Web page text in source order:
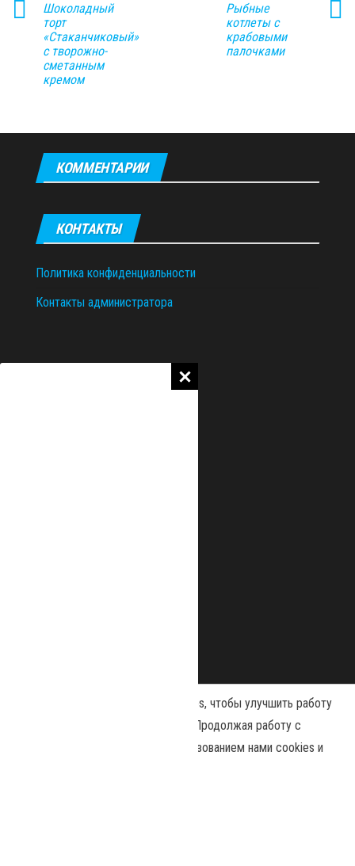
Шоколадный
торт
«Стаканчиковый»
с творожно-
сметанным
кремом
Рыбные
котлеты с
крабовыми
палочками
КОММЕНТАРИИ
КОНТАКТЫ
Политика конфиденциальности
Контакты администратора
Наш сайт использует файлы cookies, чтобы улучшить работу
и повысить эффективность сайта. Продолжая работу с
сайтом, вы соглашаетесь с использованием нами cookies и